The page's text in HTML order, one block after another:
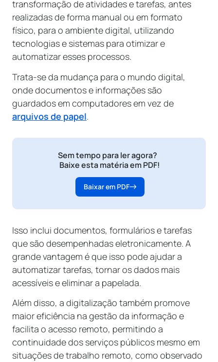
transformação de atividades e tarefas, antes
realizadas de forma manual ou em formato
físico, para o ambiente digital, utilizando
tecnologias e sistemas para otimizar e
automatizar esses processos.
Trata-se da mudança para o mundo digital,
onde documentos e informações são
guardados em computadores em vez de
arquivos de papel.
Sem tempo para ler agora?
Baixe esta matéria em PDF!
Baixar em PDF
Isso inclui documentos, formulários e tarefas
que são desempenhadas eletronicamente. A
grande vantagem é que isso pode ajudar a
automatizar tarefas, tornar os dados mais
acessíveis e eliminar a papelada.
Além disso, a digitalização também promove
maior eficiência na gestão da informação e
facilita o acesso remoto, permitindo a
continuidade dos serviços públicos mesmo em
situações de trabalho remoto, como observado